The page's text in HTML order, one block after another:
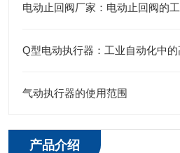
电动止回阀厂家：电动止回阀的
Q型电动执行器：工业自动化中
气动执行器的使用范围
产品介绍